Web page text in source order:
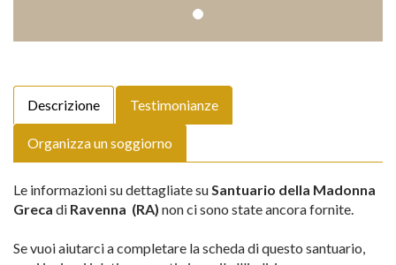
Descrizione Testimonianze
Organizza un soggiorno
Le informazioni su dettagliate suSantuario della Madonna
Greca di Ravenna (RA) non ci sono state ancora fornite.
Se vuoi aiutarci a completare la scheda di questo santuario,